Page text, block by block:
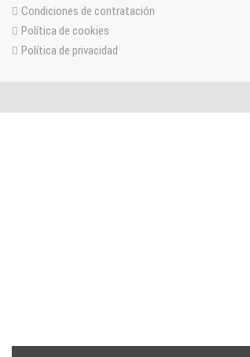
Condiciones de contratación
Política de cookies
Política de privacidad